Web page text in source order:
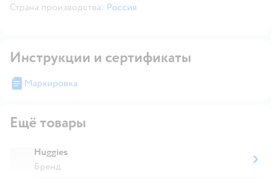
Страна производства: Россия
Инструкции и сертификаты
Маркировка
Ещё товары
Huggies
Бренд